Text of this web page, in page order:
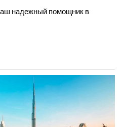
надежный помощник в